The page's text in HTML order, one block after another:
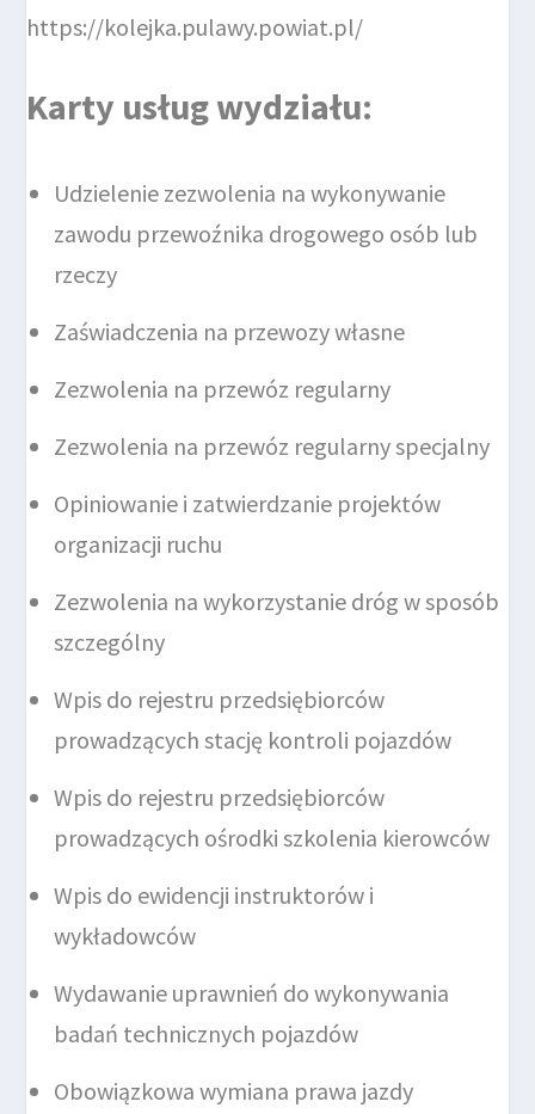
https://kolejka.pulawy.powiat.pl/
Karty usług wydziału:
Udzielenie zezwolenia na wykonywanie
zawodu przewoźnika drogowego osób lub
rzeczy
Zaświadczenia na przewozy własne
Zezwolenia na przewóz regularny
Zezwolenia na przewóz regularny specjalny
Opiniowanie i zatwierdzanie projektów
organizacji ruchu
Zezwolenia na wykorzystanie dróg w sposób
szczególny
Wpis do rejestru przedsiębiorców
prowadzących stację kontroli pojazdów
Wpis do rejestru przedsiębiorców
prowadzących ośrodki szkolenia kierowców
Wpis do ewidencji instruktorów i
wykładowców
Wydawanie uprawnień do wykonywania
badań technicznych pojazdów
Obowiązkowa wymiana prawa jazdy